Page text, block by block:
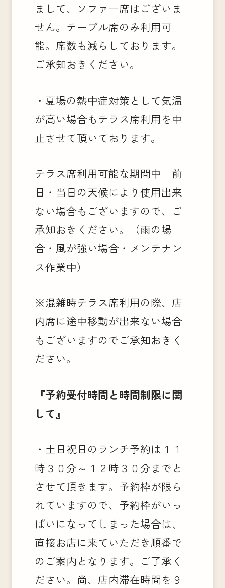
まして、ソファー席はございま
せん。テーブル席のみ利用可
能。席数も減らしております。
ご承知おきください。
・夏場の熱中症対策として気温
が高い場合もテラス席利用を中
止させて頂いております。
テラス席利用可能な期間中 前
日・当日の天候により使用出来
ない場合もございますので、ご
承知おきください。（雨の場
合・風が強い場合・メンテナン
ス作業中）
※混雑時テラス席利用の際、店
内席に途中移動が出来ない場合
もございますのでご承知おきく
ださい。
『予約受付時間と時間制限に関
して』
・土日祝日のランチ予約は１１
時３０分～１２時３０分までと
させて頂きます。予約枠が限ら
れていますので、予約枠がいっ
ぱいになってしまった場合は、
直接お店に来ていただき順番で
のご案内となります。ご了承く
ださい。尚、店内滞在時間を９